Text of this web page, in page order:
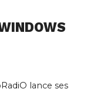
lance ses